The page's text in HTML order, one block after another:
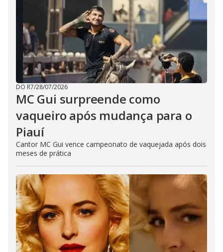
DO R7/28/07/2026
MC Gui surpreende como
vaqueiro após mudança para o
Piauí
Cantor MC Gui vence campeonato de vaquejada após dois
meses de prática